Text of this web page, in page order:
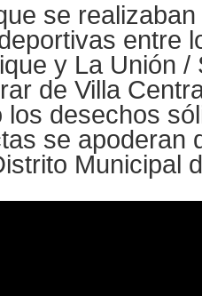
se realizaban
entre
y La Unión /
de Villa
los desechos
se apoderan
Municipal